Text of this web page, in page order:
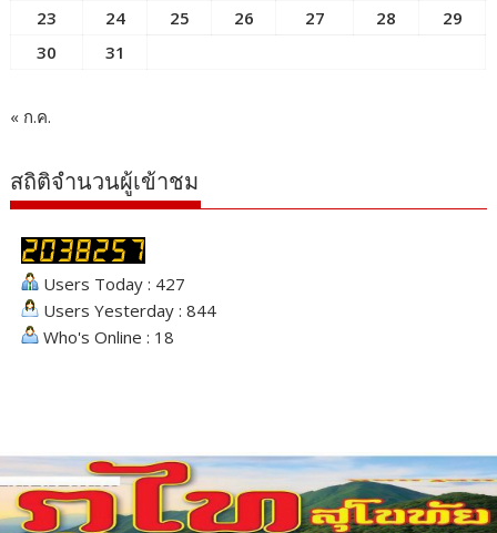
23
24 25 26 27 28
29
30
31
« ก.ค.
สถิติจำนวนผู้เข้าชม
Users Today : 427
Users Yesterday : 844
Who's Online : 18